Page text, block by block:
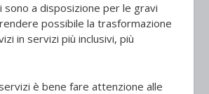
sono a disposizione per le gravi
possibile la trasformazione
in servizi più inclusivi, più
è bene fare attenzione alle